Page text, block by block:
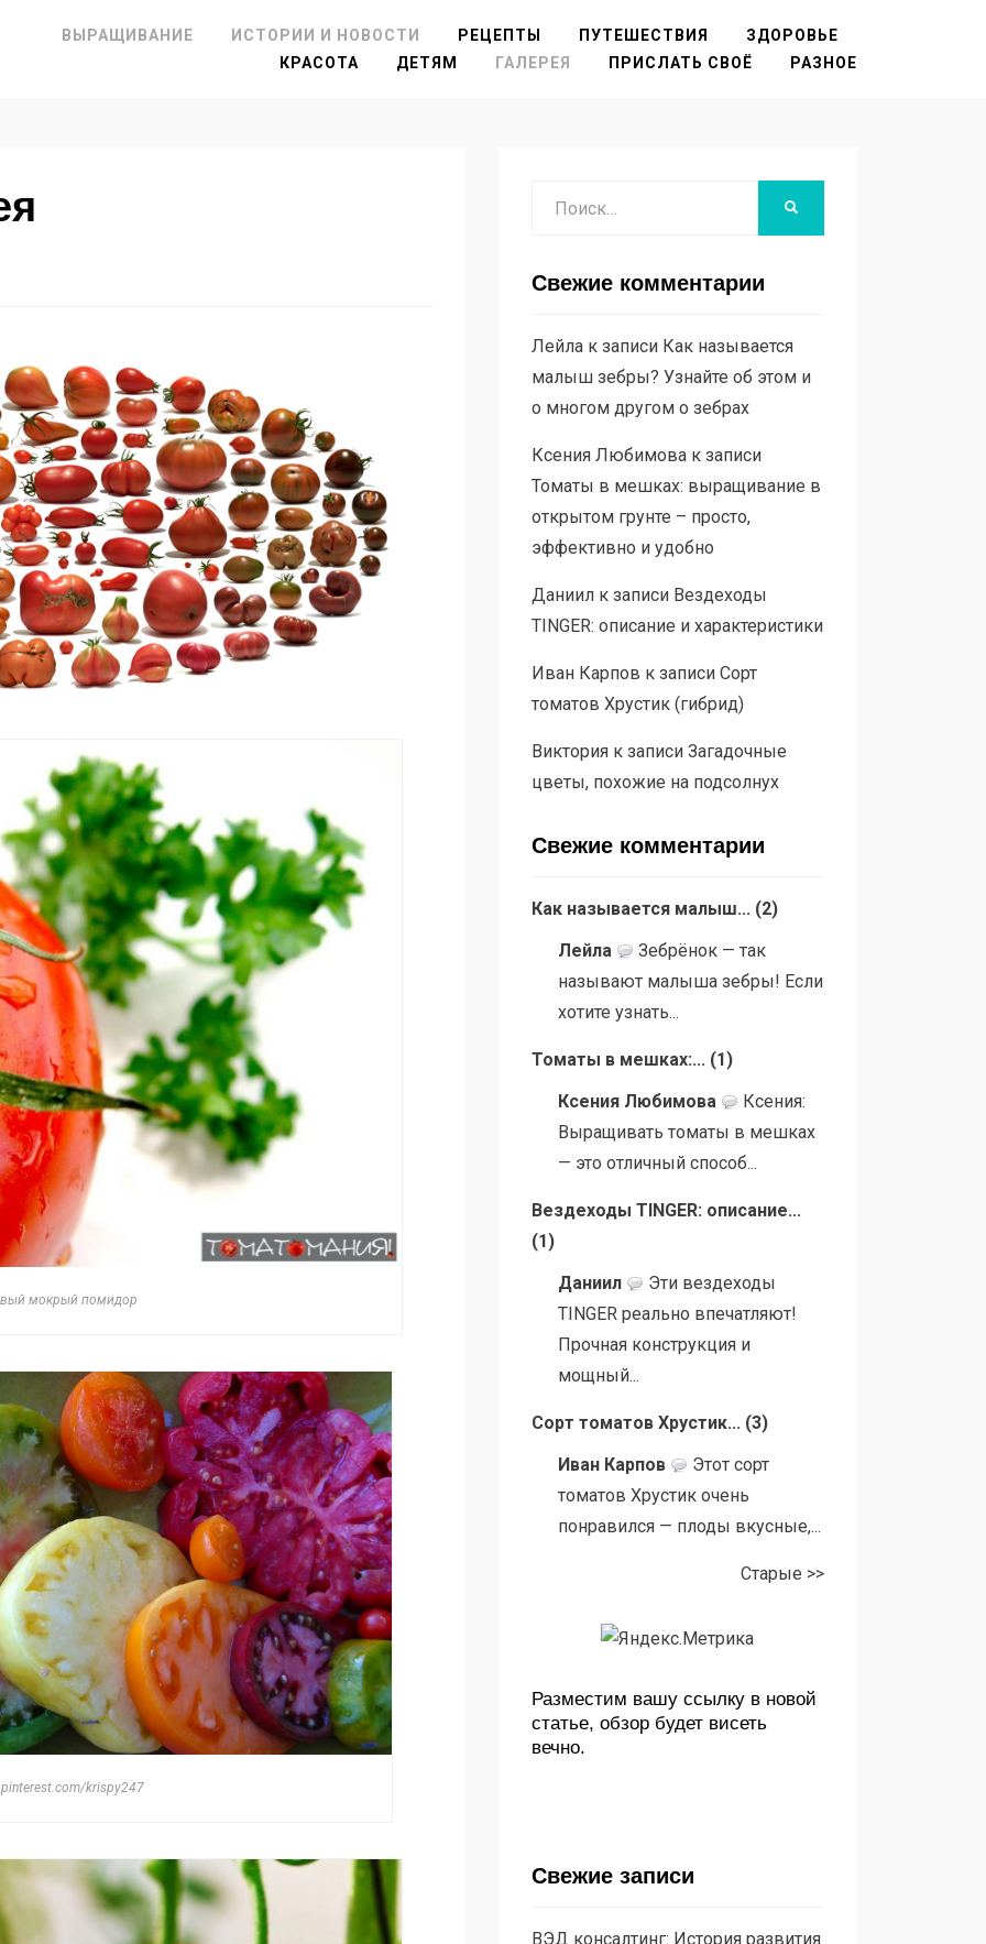
ВЫРАЩИВАНИЕ ИСТОРИИ И НОВОСТИ РЕЦЕПТЫ ПУТЕШЕСТВИЯ
ЗДОРОВЬЕ
КРАСОТА
ДЕТЯМ ГАЛЕРЕЯ ПРИСЛАТЬ СВОЁ РАЗНОЕ
мокрый помидор
krispy247
Свежие комментарии
Лейлак записи Как называется
малыш зебры? Узнайте об этом и
о многом другом о зебрах
Ксения Любимовак записи
Томаты в мешках: выращивание в
открытом грунте – просто,
эффективно и удобно
Даниилк записи Вездеходы
TINGER: описание и характеристики
Иван Карпов к записи Сорт
томатов Хрустик (гибрид)
Викторияк записи Загадочные
цветы, похожие на подсолнух
Свежие комментарии
Как называется малыш... (2)
Лейла
Зебрёнок — так
называют малыша зебры! Если
хотите узнать...
Томаты в мешках:... (1)
Ксения Любимова
Ксения:
Выращивать томаты в мешках
— это отличный способ...
Вездеходы TINGER: описание...
(1)
Даниил
Эти вездеходы
TINGER реально впечатляют!
Прочная конструкция и
мощный...
Сорт томатов Хрустик... (3)
Иван Карпов
Этот сорт
томатов Хрустик очень
понравился — плоды вкусные,...
Старые >>
Разместим вашу ссылку в новой
статье, обзор будет висеть
вечно.
Свежие записи
ВЭД консалтинг: История развития